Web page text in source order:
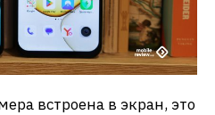
встроена в экран, это